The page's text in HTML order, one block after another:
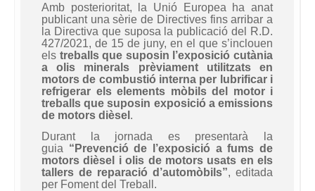
Amb posterioritat, la Unió Europea ha anat
publicant una sèrie de Directives fins arribar a
la Directiva que suposa la publicació del R.D.
427/2021, de 15 de juny, en el que s’inclouen
els treballs que suposin l’exposició cutània
a olis minerals prèviament utilitzats en
motors de combustió interna per lubrificar i
refrigerar els elements mòbils del motor i
treballs que suposin exposició a emissions
de motors dièsel .
Durant la jornada es presentarà la
guia “Prevenció de l’exposició a fums de
motors dièsel i olis de motors usats en els
tallers de reparació d’automòbils”, editada
per Foment del Treball.